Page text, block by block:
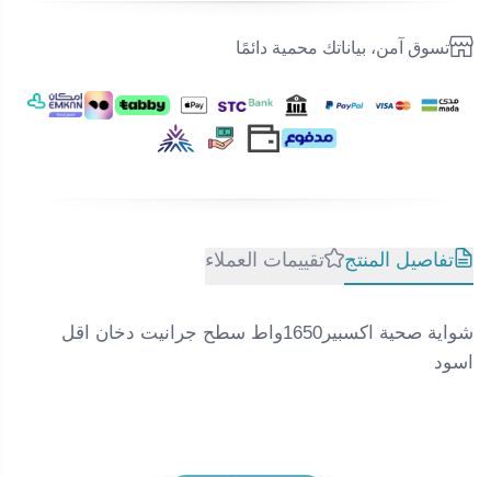
تسوق آمن، بياناتك محمية دائمًا
تفاصيل المنتج تقييمات العملاء
شواية صحية اكسبير1650واط سطح جرانيت دخان اقل
اسود